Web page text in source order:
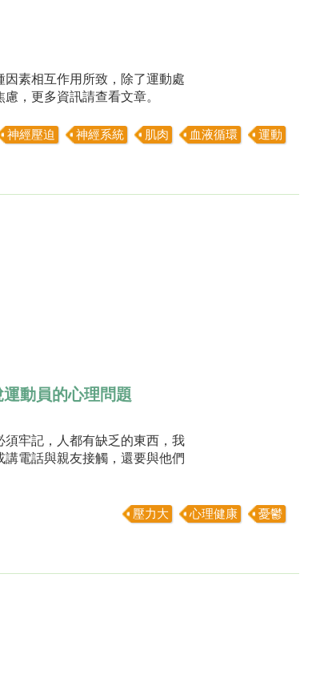
素相互作用所致，除了運動處
，更多資訊請查看文章。
神經壓迫 神經系統 肌肉 血液循環 運動
動員的心理問題
牢記，人都有缺乏的東西，我
電話與親友接觸，還要與他們
壓力大 心理健康 憂鬱